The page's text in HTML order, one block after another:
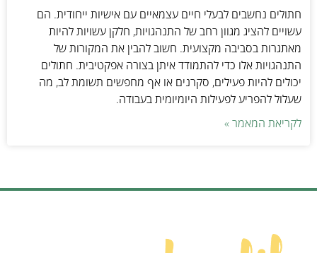
חתולים נחשבים לבעלי חיים עצמאיים עם אישיות ייחודית. הם
עשויים להציג מגוון רחב של התנהגויות, חלקן עשויות להיות
מאתגרות בסביבה מקצועית. חשוב להבין את המקורות של
התנהגויות אלו כדי להתמודד איתן בצורה אפקטיבית. חתולים
יכולים להיות פעילים, סקרנים או אף מחפשים תשומת לב, מה
שעלול להפריע לפעילות היומיומית בעבודה.
לקריאת המאמר »